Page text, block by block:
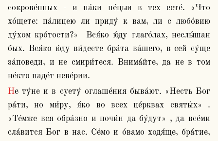
сокрове́нных - и па́ки не́цыи в тех есте́. «Что
хо́щете: па́лицею ли приду́ к вам, ли с любо́вию
ду́хом кро́тости?»  Вся́ко ю́ду глаго́лах, неслы́шан
бых. Вся́ко ю́ду ви́десте бра́та ва́шего, в сей су́ще
за́поведи, и не смири́теся. Внима́йте, да не в том
не́кто паде́т неве́рии.
Не ту́не и в суету́ оглаше́ния быва́ют. «Несть Бог
ра́ти, но ми́ру, я́ко во всех це́рквах святы́х» .
«Те́мже вся обра́зно и почи́н да бу́дут» , да все́ми
сла́вится Бог в нас. Се́мо и о́вамо ходя́ще, бра́тие,